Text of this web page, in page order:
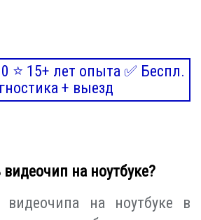
⭐ 15+ лет опыта ✅ Беспл.
+ выезд
на ноутбуке?
на ноутбуке в